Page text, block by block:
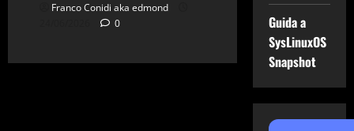
Franco Conidi aka edmond
0
Guida a
SysLinuxOS
Snapshot